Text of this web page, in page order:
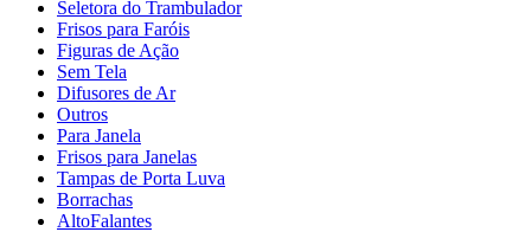
Seletora do Trambulador
Frisos para Faróis
Figuras de Ação
Sem Tela
Difusores de Ar
Outros
Para Janela
Frisos para Janelas
Tampas de Porta Luva
Borrachas
AltoFalantes